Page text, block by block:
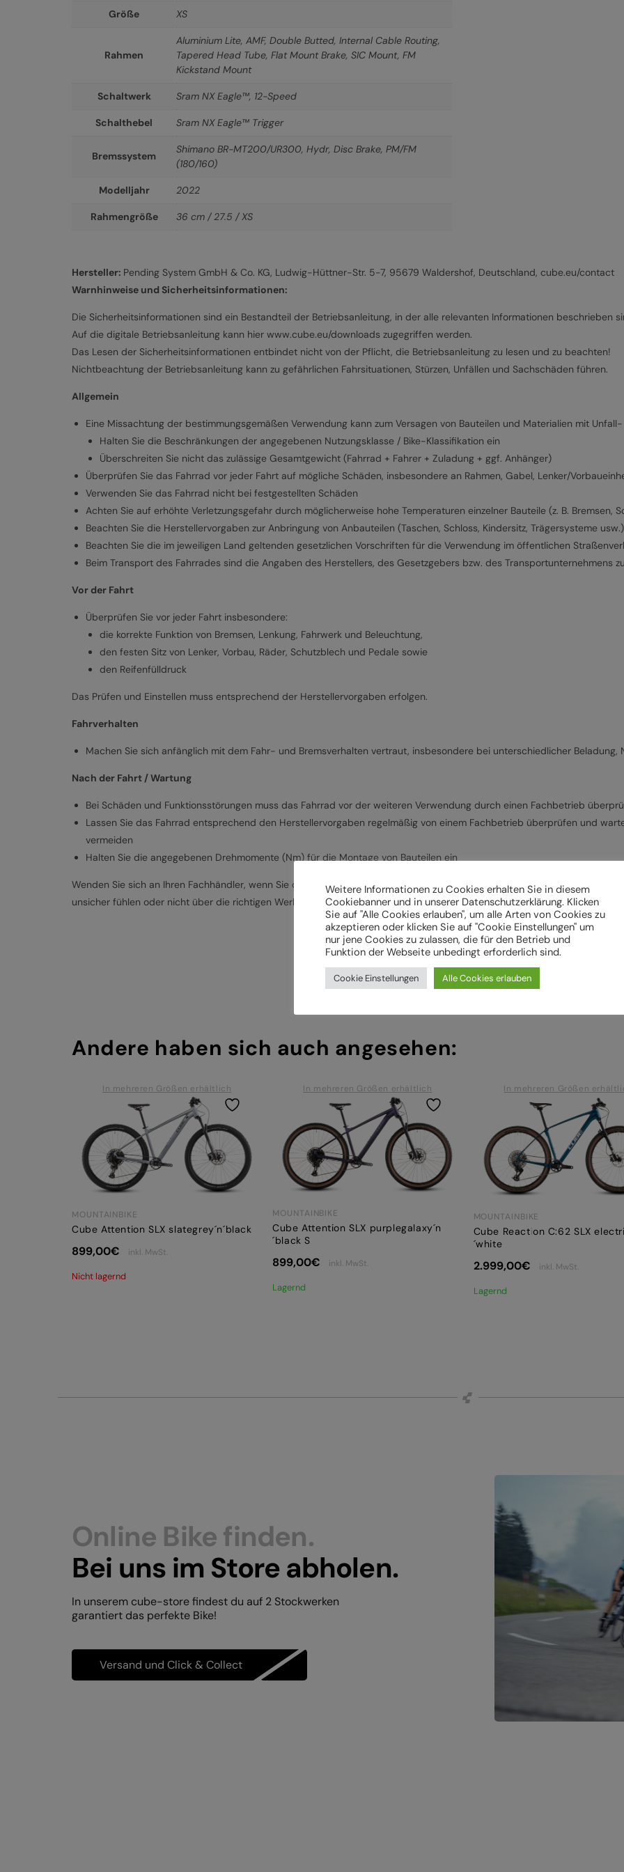
Größe XS
Rahmen
Aluminium Lite, AMF, Double Butted, Internal Cable Routing,
Tapered Head Tube, Flat Mount Brake, SIC Mount, FM
Kickstand Mount
Schaltwerk Sram NX Eagle™, 12-Speed
Schalthebel Sram NX Eagle™ Trigger
Bremssystem
Shimano BR-MT200/UR300, Hydr, Disc Brake, PM/FM
(180/160)
Modelljahr 2022
Rahmengröße 36 cm / 27.5 / XS
Hersteller: Pending System GmbH & Co. KG, Ludwig-Hüttner-Str. 5-7, 95679 Waldershof, Deutschland, cube.eu/contact
Warnhinweise und Sicherheitsinformationen:
Die Sicherheitsinformationen sind ein Bestandteil der Betriebsanleitung, in der alle relevanten Informationen beschrieben
Auf die digitale Betriebsanleitung kann hier www.cube.eu/downloads zugegriffen werden.
Das Lesen der Sicherheitsinformationen entbindet nicht von der Pflicht, die Betriebsanleitung zu lesen und zu beachten!
Nichtbeachtung der Betriebsanleitung kann zu gefährlichen Fahrsituationen, Stürzen, Unfällen und Sachschäden führen.
Allgemein
Eine Missachtung der bestimmungsgemäßen Verwendung kann zum Versagen von Bauteilen und Materialien mit
Halten Sie die Beschränkungen der angegebenen Nutzungsklasse / Bike-Klassifikation ein
Überschreiten Sie nicht das zulässige Gesamtgewicht (Fahrrad + Fahrer + Zuladung + ggf. Anhänger)
Überprüfen Sie das Fahrrad vor jeder Fahrt auf mögliche Schäden, insbesondere an Rahmen, Gabel, Lenker/
Verwenden Sie das Fahrrad nicht bei festgestellten Schäden
Achten Sie auf erhöhte Verletzungsgefahr durch möglicherweise hohe Temperaturen einzelner Bauteile (z. B. Bremsen,
Beachten Sie die Herstellervorgaben zur Anbringung von Anbauteilen (Taschen, Schloss, Kindersitz, Trägersysteme
Beachten Sie die im jeweiligen Land geltenden gesetzlichen Vorschriften für die Verwendung im öffentlichen
Beim Transport des Fahrrades sind die Angaben des Herstellers, des Gesetzgebers bzw. des Transportunternehmens
Vor der Fahrt
Überprüfen Sie vor jeder Fahrt insbesondere:
die korrekte Funktion von Bremsen, Lenkung, Fahrwerk und Beleuchtung,
den festen Sitz von Lenker, Vorbau, Räder, Schutzblech und Pedale sowie
den Reifenfülldruck
Das Prüfen und Einstellen muss entsprechend der Herstellervorgaben erfolgen.
Fahrverhalten
Machen Sie sich anfänglich mit dem Fahr- und Bremsverhalten vertraut, insbesondere bei unterschiedlicher Beladung,
Nach der Fahrt / Wartung
Bei Schäden und Funktionsstörungen muss das Fahrrad vor der weiteren Verwendung durch einen Fachbetrieb
Lassen Sie das Fahrrad entsprechend den Herstellervorgaben regelmäßig von einem Fachbetrieb überprüfen und
vermeiden
Halten Sie die angegebenen Drehmomente (Nm) für die Montage von Bauteilen ein
Wenden Sie sich an Ihren Fachhändler, wenn Sie die beschriebenen Arbeiten an Ihrem Fahrrad (z. B. Einstellungen
unsicher fühlen oder nicht über die richtigen Werkzeuge verfügen.
Andere haben sich auch angesehen:
In mehreren Größen erhältlich
MOUNTAINBIKE
Cube Attention SLX slategrey´n´black
899,00€ inkl. MwSt.
Nicht lagernd
In mehreren Größen erhältlich
MOUNTAINBIKE
Cube Attention SLX purplegalaxy´n
´black S
899,00€ inkl. MwSt.
Lagernd
In mehreren Größen
MOUNTAINBIKE
Cube Reaction C:62 SLX
´white
2.999,00€ inkl. MwSt.
Lagernd
Online Bike finden.
Bei uns im Store abholen.
In unserem cube-store findest du auf 2 Stockwerken
garantiert das perfekte Bike!
Versand und Click & Collect
Weitere Informationen zu Cookies erhalten Sie in diesem
Cookiebanner und in unserer Datenschutzerklärung. Klicken
Sie auf "Alle Cookies erlauben", um alle Arten von Cookies zu
akzeptieren oder klicken Sie auf "Cookie Einstellungen" um
nur jene Cookies zu zulassen, die für den Betrieb und
Funktion der Webseite unbedingt erforderlich sind.
Cookie Einstellungen Alle Cookies erlauben